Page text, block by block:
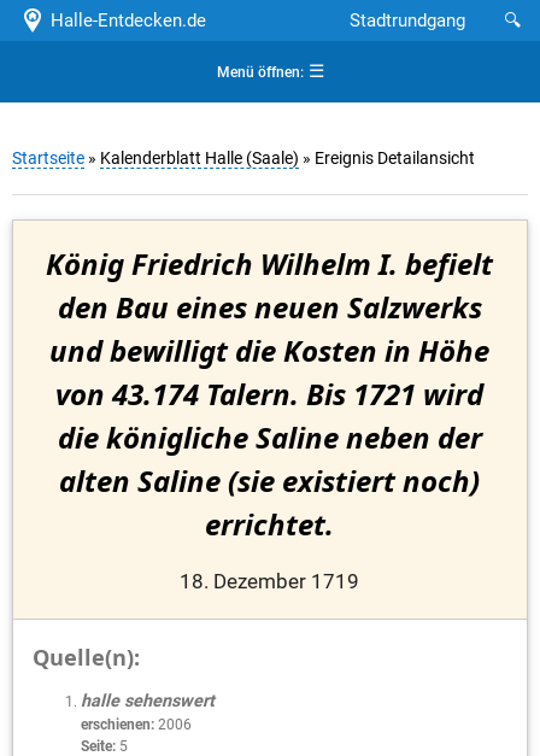
Halle-Entdecken.de 🔍
Stadtrundgang
Menü öffnen:☰
Startseite » Kalenderblatt Halle (Saale) » Ereignis Detailansicht
König Friedrich Wilhelm I. befielt
den Bau eines neuen Salzwerks
und bewilligt die Kosten in Höhe
von 43.174 Talern. Bis 1721 wird
die königliche Saline neben der
alten Saline (sie existiert noch)
errichtet.
18. Dezember 1719
Quelle(n):
halle sehenswert
erschienen: 2006
Seite: 5